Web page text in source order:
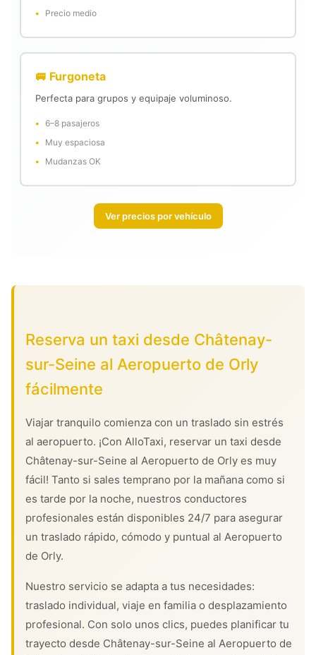
Precio medio
🚐 Furgoneta
Perfecta para grupos y equipaje voluminoso.
6–8 pasajeros
Muy espaciosa
Mudanzas OK
Ver precios por vehículo
Reserva un taxi desde Châtenay-
sur-Seine al Aeropuerto de Orly
fácilmente
Viajar tranquilo comienza con un traslado sin estrés
al aeropuerto. ¡Con AlloTaxi, reservar un taxi desde
Châtenay-sur-Seine al Aeropuerto de Orly es muy
fácil! Tanto si sales temprano por la mañana como si
es tarde por la noche, nuestros conductores
profesionales están disponibles 24/7 para asegurar
un traslado rápido, cómodo y puntual al Aeropuerto
de Orly.
Nuestro servicio se adapta a tus necesidades:
traslado individual, viaje en familia o desplazamiento
profesional. Con solo unos clics, puedes planificar tu
trayecto desde Châtenay-sur-Seine al Aeropuerto de